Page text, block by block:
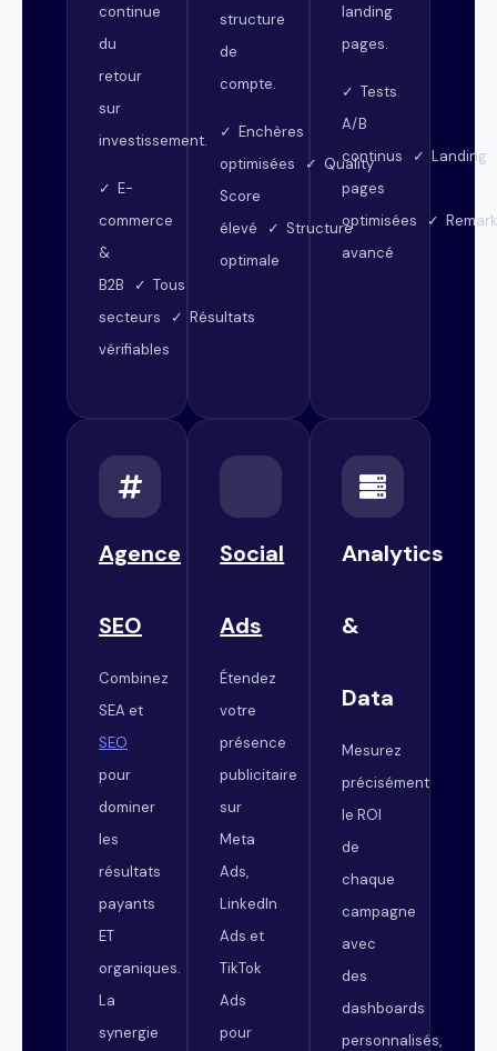
continue
du
retour
sur
investissement.
✓ E-
commerce
&
B2B ✓ Tous
secteurs ✓ Résultats
vérifiables
structure
de
compte.
✓ Enchères
optimisées ✓ Quality
Score
élevé ✓ Structure
optimale
landing
pages.
✓ Tests
A/B
continus ✓ Landing
pages
optimisées ✓
avancé
Agence
SEO
Combinez
SEA et
SEO
pour
dominer
les
résultats
payants
ET
organiques.
La
synergie
Social
Ads
Étendez
votre
présence
publicitaire
sur
Meta
Ads,
LinkedIn
Ads et
TikTok
Ads
pour
Analytics
&
Data
Mesurez
précisément
le ROI
de
chaque
campagne
avec
des
dashboards
personnalisés,